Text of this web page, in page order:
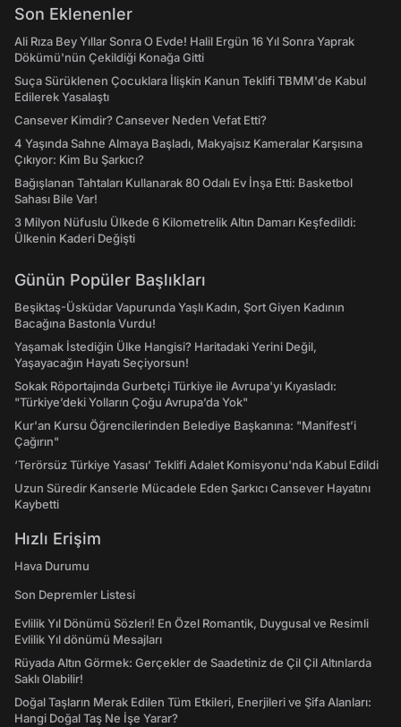
Son Eklenenler
Ali Rıza Bey Yıllar Sonra O Evde! Halil Ergün 16 Yıl Sonra Yaprak
Dökümü'nün Çekildiği Konağa Gitti
Suça Sürüklenen Çocuklara İlişkin Kanun Teklifi TBMM'de Kabul
Edilerek Yasalaştı
Cansever Kimdir? Cansever Neden Vefat Etti?
4 Yaşında Sahne Almaya Başladı, Makyajsız Kameralar Karşısına
Çıkıyor: Kim Bu Şarkıcı?
Bağışlanan Tahtaları Kullanarak 80 Odalı Ev İnşa Etti: Basketbol
Sahası Bile Var!
3 Milyon Nüfuslu Ülkede 6 Kilometrelik Altın Damarı Keşfedildi:
Ülkenin Kaderi Değişti
Günün Popüler Başlıkları
Beşiktaş-Üsküdar Vapurunda Yaşlı Kadın, Şort Giyen Kadının
Bacağına Bastonla Vurdu!
Yaşamak İstediğin Ülke Hangisi? Haritadaki Yerini Değil,
Yaşayacağın Hayatı Seçiyorsun!
Sokak Röportajında Gurbetçi Türkiye ile Avrupa'yı Kıyasladı:
"Türkiye’deki Yolların Çoğu Avrupa’da Yok"
Kur'an Kursu Öğrencilerinden Belediye Başkanına: "Manifest’i
Çağırın"
‘Terörsüz Türkiye Yasası’ Teklifi Adalet Komisyonu'nda Kabul Edildi
Uzun Süredir Kanserle Mücadele Eden Şarkıcı Cansever Hayatını
Kaybetti
Hızlı Erişim
Hava Durumu
Son Depremler Listesi
Evlilik Yıl Dönümü Sözleri! En Özel Romantik, Duygusal ve Resimli
Evlilik Yıl dönümü Mesajları
Rüyada Altın Görmek: Gerçekler de Saadetiniz de Çil Çil Altınlarda
Saklı Olabilir!
Doğal Taşların Merak Edilen Tüm Etkileri, Enerjileri ve Şifa Alanları:
Hangi Doğal Taş Ne İşe Yarar?